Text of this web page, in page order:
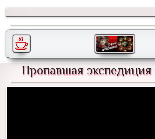
Пропавшая экспедиция